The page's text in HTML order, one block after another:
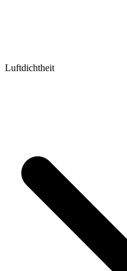
Luftdichtheit